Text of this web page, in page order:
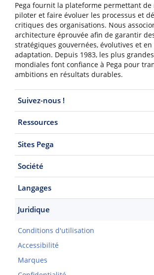
Pega fournit la plateforme permettant de
piloter et faire évoluer les processus et
critiques des organisations. Nous
architecture éprouvée afin de garantir
stratégiques gouvernées, évolutives et
adaptation. Depuis 1983, les plus
mondiales font confiance à Pega pour
ambitions en résultats durables.
Suivez-nous !
Ressources
Sites Pega
Société
Langages
Juridique
Conditions d'utilisation
Accessibilité
Marques